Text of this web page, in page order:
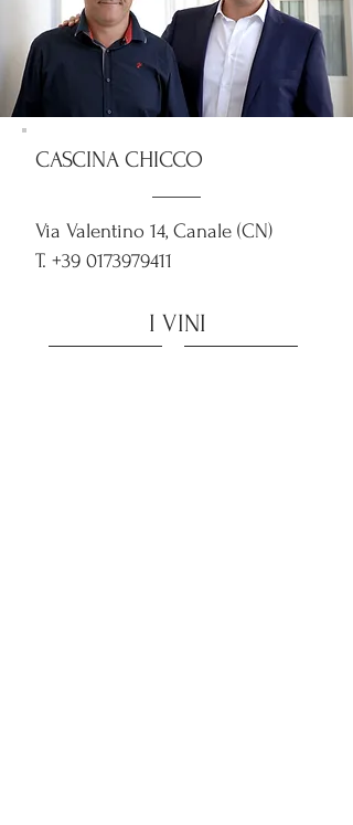
CASCINA CHICCO
Via Valentino 14, Canale (CN)
T. +39 0173979411
I VINI